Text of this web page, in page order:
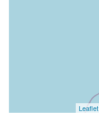
Leaflet